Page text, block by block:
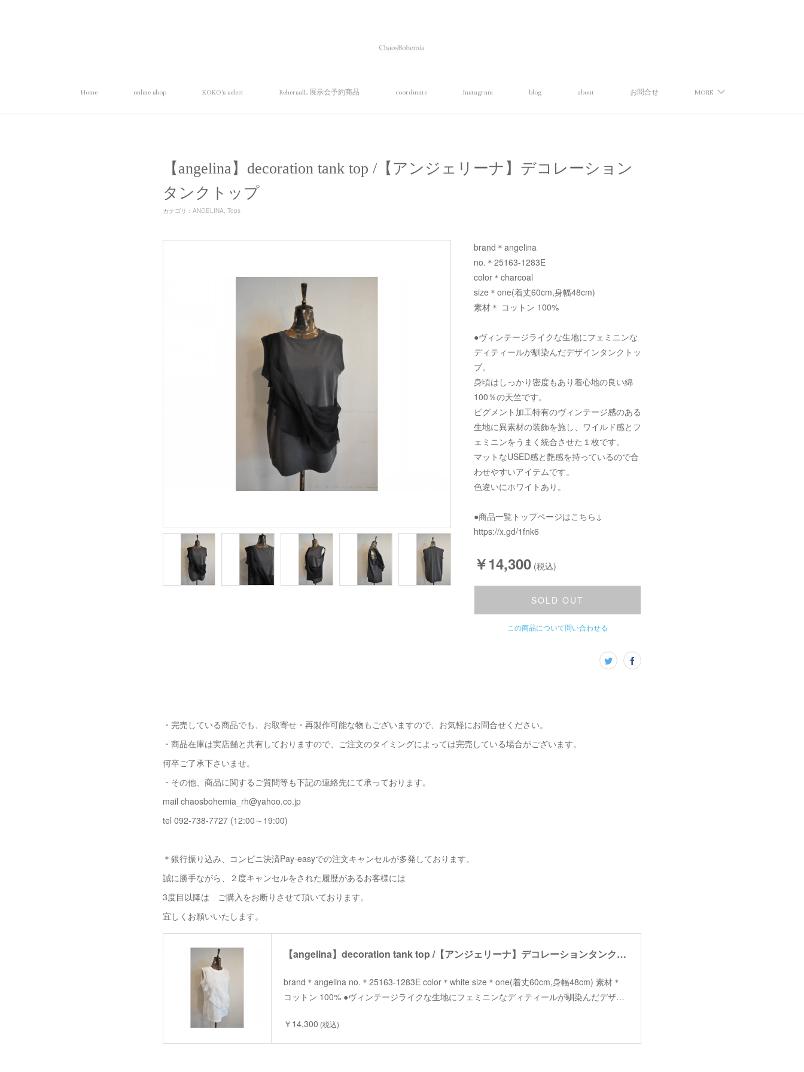
Home online shop KOKO's select RehersalL 展示会予約商品 coordinate Instagram blog about お問合せ MORE
【angelina】decoration tank top /【アンジェリーナ】デコレーション
タンクトップ
カテゴリ ： ANGELINA Tops
brand＊angelina
no.＊25163-1283E
color＊charcoal
size＊one(着丈60cm,身幅48cm)
素材＊ コットン 100%
●ヴィンテージライクな生地にフェミニンな
ディティールが馴染んだデザインタンクトッ
プ。
身頃はしっかり密度もあり着心地の良い綿
100％の天竺です。
ピグメント加工特有のヴィンテージ感のある
生地に異素材の装飾を施し、ワイルド感とフ
ェミニンをうまく統合させた１枚です。
マットなUSED感と艶感を持っているので合
わせやすいアイテムです。
色違いにホワイトあり。
●商品一覧トップページはこちら↓
https://x.gd/1fnk6
￥14,300 (税込)
SOLD OUT
この商品について問い合わせる
・完売している商品でも、お取寄せ・再製作可能な物もございますので、お気軽にお問合せください。
・商品在庫は実店舗と共有しておりますので、ご注文のタイミングによっては完売している場合がございます。
何卒ご了承下さいませ。
・その他、商品に関するご質問等も下記の連絡先にて承っております。
mail chaosbohemia_rh@yahoo.co.jp
tel 092-738-7727 (12:00～19:00)
＊銀行振り込み、コンビニ決済Pay-easyでの注文キャンセルが多発しております。
誠に勝手ながら、２度キャンセルをされた履歴があるお客様には
3度目以降は ご購入をお断りさせて頂いております。
宜しくお願いいたします。
【angelina】decoration tank top /【アンジェリーナ】デコレーションタンクトップ
brand＊angelina no.＊25163-1283E color＊white size＊one(着丈60cm,身幅48cm) 素材＊
コットン 100% ●ヴィンテージライクな生地にフェミニンなディティールが馴染んだデザ…
￥14,300 (税込)